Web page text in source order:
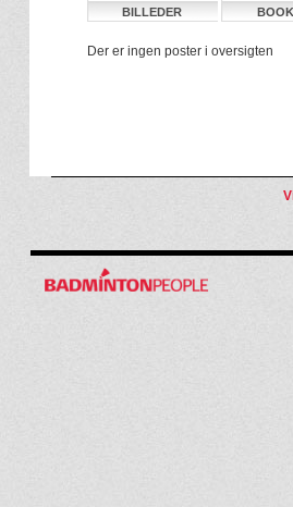
BILLEDER
Der er ingen poster i oversigten